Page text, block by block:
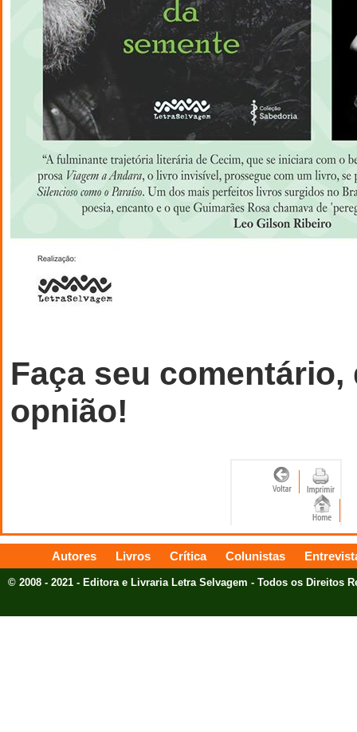
Faça seu comentário,
opnião!
Autores Livros Crítica Colunistas
© 2008 - 2021 - Editora e Livraria Letra Selvagem - Todos os Direitos